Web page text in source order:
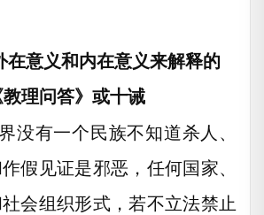
意义和内在意义来解释的
教理问答》或十诫
没有一个民族不知道杀人、
假见证是邪恶，任何国家、
会组织形式，若不立法禁止